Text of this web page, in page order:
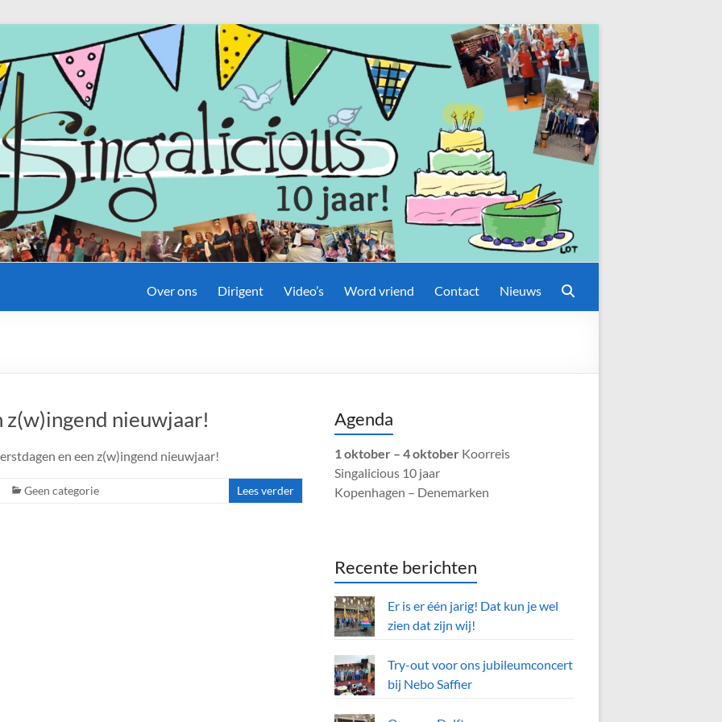
Over ons Dirigent Video’s Word vriend Contact Nieuws
z(w)ingend nieuwjaar!
en een z(w)ingend nieuwjaar!
Geen categorie Lees verder
Agenda
1 oktober – 4 oktoberKoorreis
Singalicious 10 jaar
Kopenhagen – Denemarken
Recente berichten
Er is er één jarig! Dat kun je wel
zien dat zijn wij!
Try-out voor ons jubileumconcert
bij Nebo Saffier